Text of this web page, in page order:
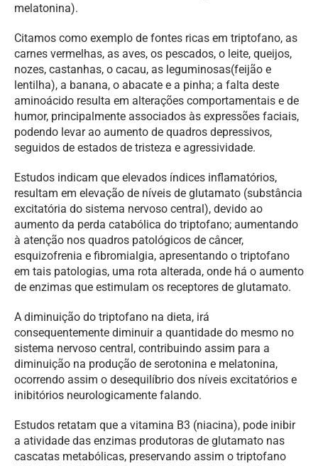
melatonina).
Citamos como exemplo de fontes ricas em triptofano, as
carnes vermelhas, as aves, os pescados, o leite, queijos,
nozes, castanhas, o cacau, as leguminosas(feijão e
lentilha), a banana, o abacate e a pinha; a falta deste
aminoácido resulta em alterações comportamentais e de
humor, principalmente associados às expressões faciais,
podendo levar ao aumento de quadros depressivos,
seguidos de estados de tristeza e agressividade.
Estudos indicam que elevados índices inflamatórios,
resultam em elevação de níveis de glutamato (substância
excitatória do sistema nervoso central), devido ao
aumento da perda catabólica do triptofano; aumentando
à atenção nos quadros patológicos de câncer,
esquizofrenia e fibromialgia, apresentando o triptofano
em tais patologias, uma rota alterada, onde há o aumento
de enzimas que estimulam os receptores de glutamato.
A diminuição do triptofano na dieta, irá
consequentemente diminuir a quantidade do mesmo no
sistema nervoso central, contribuindo assim para a
diminuição na produção de serotonina e melatonina,
ocorrendo assim o desequilíbrio dos níveis excitatórios e
inibitórios neurologicamente falando.
Estudos retatam que a vitamina B3 (niacina), pode inibir
a atividade das enzimas produtoras de glutamato nas
cascatas metabólicas, preservando assim o triptofano